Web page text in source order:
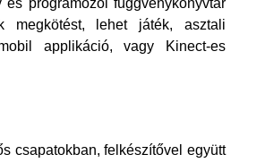
programozói függvénykönyvtár
megkötést, lehet játék, asztali
applikáció, vagy Kinect-es
csapatokban, felkészítővel együtt